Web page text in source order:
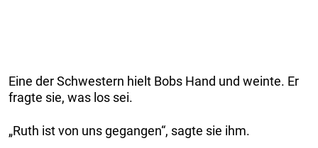
Eine der Schwestern hielt Bobs Hand und weinte. Er
fragte sie, was los sei.
„Ruth ist von uns gegangen“, sagte sie ihm.